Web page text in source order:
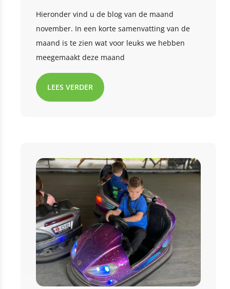
Hieronder vind u de blog van de maand
november. In een korte samenvatting van de
maand is te zien wat voor leuks we hebben
meegemaakt deze maand
LEES VERDER